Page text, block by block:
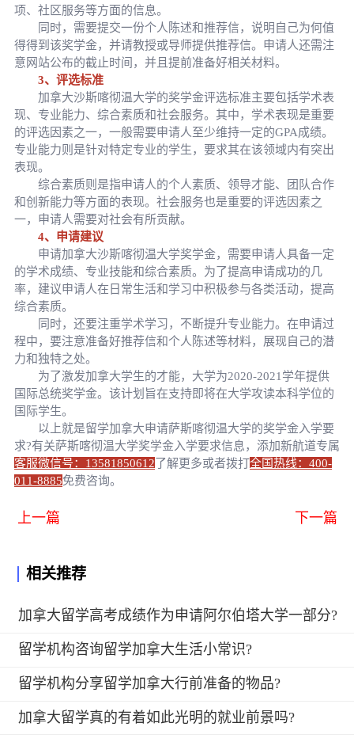
项、社区服务等方面的信息。
同时，需要提交一份个人陈述和推荐信，说明自己为何值
得得到该奖学金，并请教授或导师提供推荐信。申请人还需注
意网站公布的截止时间，并且提前准备好相关材料。
3、评选标准
加拿大沙斯喀彻温大学的奖学金评选标准主要包括学术表
现、专业能力、综合素质和社会服务。其中，学术表现是重要
的评选因素之一，一般需要申请人至少维持一定的GPA成绩。
专业能力则是针对特定专业的学生，要求其在该领域内有突出
表现。
综合素质则是指申请人的个人素质、领导才能、团队合作
和创新能力等方面的表现。社会服务也是重要的评选因素之
一，申请人需要对社会有所贡献。
4、申请建议
申请加拿大沙斯喀彻温大学奖学金，需要申请人具备一定
的学术成绩、专业技能和综合素质。为了提高申请成功的几
率，建议申请人在日常生活和学习中积极参与各类活动，提高
综合素质。
同时，还要注重学术学习，不断提升专业能力。在申请过
程中，要注意准备好推荐信和个人陈述等材料，展现自己的潜
力和独特之处。
为了激发加拿大学生的才能，大学为2020-2021学年提供
国际总统奖学金。该计划旨在支持即将在大学攻读本科学位的
国际学生。
以上就是留学加拿大申请萨斯喀彻温大学的奖学金入学要
求?有关萨斯喀彻温大学奖学金入学要求信息，添加新航道专属
客服微信号：13581850612 了解更多或者拨打全国热线：400-
011-8885免费咨询。
上一篇 下一篇
相关推荐
加拿大留学高考成绩作为申请阿尔伯塔大学一部分?
留学机构咨询留学加拿大生活小常识?
留学机构分享留学加拿大行前准备的物品?
加拿大留学真的有着如此光明的就业前景吗?